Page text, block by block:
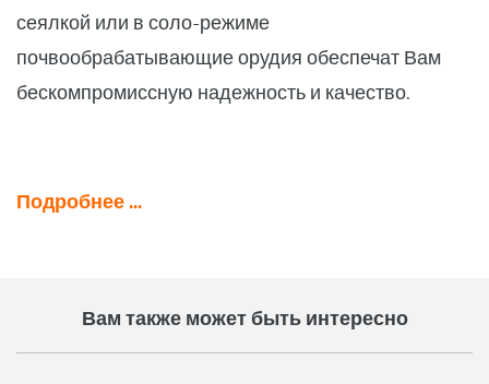
сеялкой или в соло-режиме
почвообрабатывающие орудия обеспечат Вам
бескомпромиссную надежность и качество.
Подробнее ...
Вам также может быть интересно